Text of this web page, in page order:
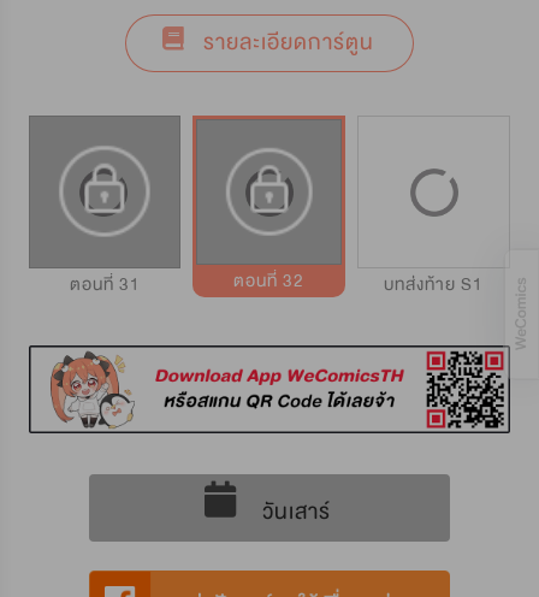
รายละเอียดการ์ตูน
ตอนที่ 31 ตอนที่ 32 บทส่งท้าย S1
วันเสาร์